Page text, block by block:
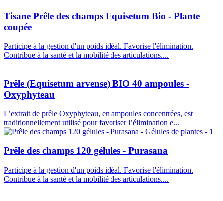
Tisane Prêle des champs Equisetum Bio - Plante
coupée
Participe à la gestion d'un poids idéal. Favorise l'élimination.
Contribue à la santé et la mobilité des articulations....
Prêle (Equisetum arvense) BIO 40 ampoules -
Oxyphyteau
L’extrait de prêle Oxyphyteau, en ampoules concentrées, est
traditionnellement utilisé pour favoriser l’élimination e...
Prêle des champs 120 gélules - Purasana
Participe à la gestion d'un poids idéal. Favorise l'élimination.
Contribue à la santé et la mobilité des articulations....